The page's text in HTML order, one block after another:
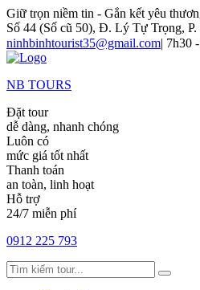
Giữ trọn niềm tin - Gắn kết yêu
Số 44 (Số cũ 50), Đ. Lý Tự Trọng,
ninhbinhtourist35@gmail.com| 7h30
NB TOURS
Đặt tour
dễ dàng, nhanh chóng
Luôn có
mức giá tốt nhất
Thanh toán
an toàn, linh hoạt
Hỗ trợ
24/7 miễn phí
0912 225 793